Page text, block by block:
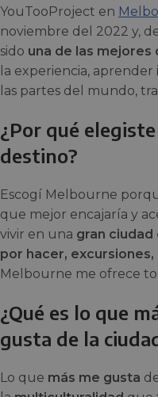
YouTooProject en
noviembre del 2022 y,
sido una de las mejores
la experiencia,
las partes del mundo,
¿Por qué
destino?
Escogí Melbourne
que mejor encajaría y
vivir en una gran ciudad
por hacer,
Melbourne me ofrece
¿Qué es lo que
gusta de la
Lo que más me gusta